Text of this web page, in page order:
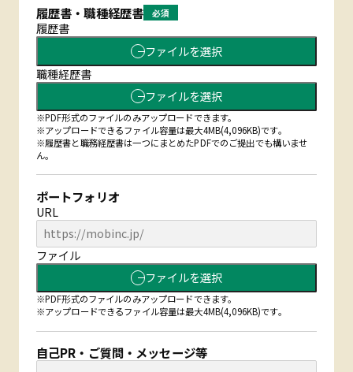
履歴書・職種経歴書 必須
履歴書
ファイルを選択
職種経歴書
ファイルを選択
※PDF形式のファイルのみアップロードできます。
※アップロードできるファイル容量は最大4MB(4,096KB)です。
※履歴書と職務経歴書は一つにまとめたPDFでのご提出でも構いませ
ん。
ポートフォリオ
URL
ファイル
ファイルを選択
※PDF形式のファイルのみアップロードできます。
※アップロードできるファイル容量は最大4MB(4,096KB)です。
自己PR・ご質問・ メッセージ等